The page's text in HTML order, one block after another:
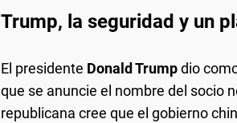
Trump, la seguridad y un
El presidente Donald Trumpdio
que se anuncie el nombre del socio
republicana cree que el gobierno